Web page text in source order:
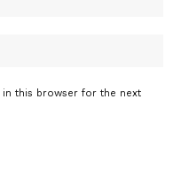
in this browser for the next